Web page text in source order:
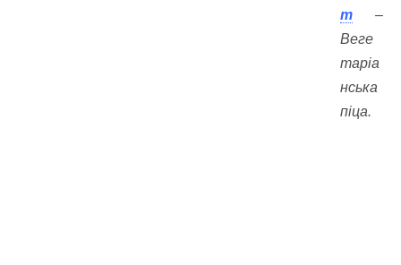
т –
Веге
таріа
нська
піца.